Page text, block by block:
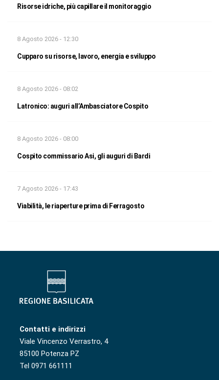
Risorse idriche, più capillare il monitoraggio
8 Agosto 2026 - 12:30
Cupparo su risorse, lavoro, energia e sviluppo
8 Agosto 2026 - 08:02
Latronico: auguri all’Ambasciatore Cospito
8 Agosto 2026 - 08:00
Cospito commissario Asi, gli auguri di Bardi
7 Agosto 2026 - 17:43
Viabilità, le riaperture prima di Ferragosto
Contatti e indirizzi
Viale Vincenzo Verrastro, 4
85100 Potenza PZ
Tel 0971 661111